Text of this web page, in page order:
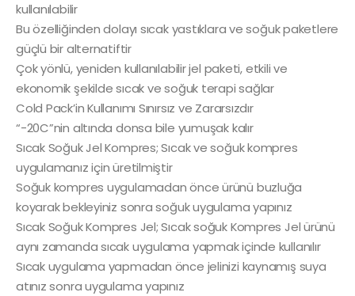
kullanılabilir
Bu özelliğinden dolayı sıcak yastıklara ve soğuk paketlere
güçlü bir alternatiftir
Çok yönlü, yeniden kullanılabilir jel paketi, etkili ve
ekonomik şekilde sıcak ve soğuk terapi sağlar
Cold Pack’in Kullanımı Sınırsız ve Zararsızdır
“-20C”nin altında donsa bile yumuşak kalır
Sıcak Soğuk Jel Kompres; Sıcak ve soğuk kompres
uygulamanız için üretilmiştir
Soğuk kompres uygulamadan önce ürünü buzluğa
koyarak bekleyiniz sonra soğuk uygulama yapınız
Sıcak Soğuk Kompres Jel; Sıcak soğuk Kompres Jel ürünü
aynı zamanda sıcak uygulama yapmak içinde kullanılır
Sıcak uygulama yapmadan önce jelinizi kaynamış suya
atınız sonra uygulama yapınız